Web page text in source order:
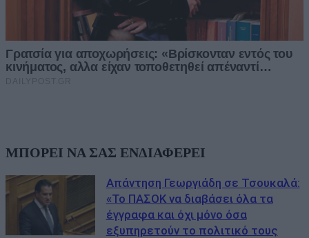
ΜΠΟΡΕΙ ΝΑ ΣΑΣ ΕΝΔΙΑΦΕΡΕΙ
Απάντηση Γεωργιάδη σε Τσουκαλά:
«Το ΠΑΣΟΚ να διαβάσει όλα τα
έγγραφα και όχι μόνο όσα
εξυπηρετούν το πολιτικό τους